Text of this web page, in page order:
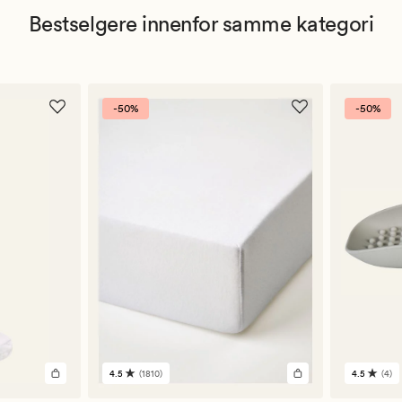
Bestselgere innenfor samme kategori
-50%
1810
4.5 (1810)
-50%
4
4.5 (4)